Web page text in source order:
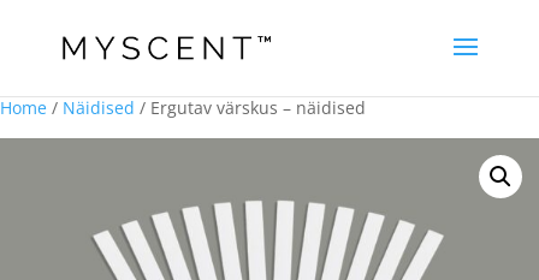
Home / Näidised / Ergutav värskus – näidised